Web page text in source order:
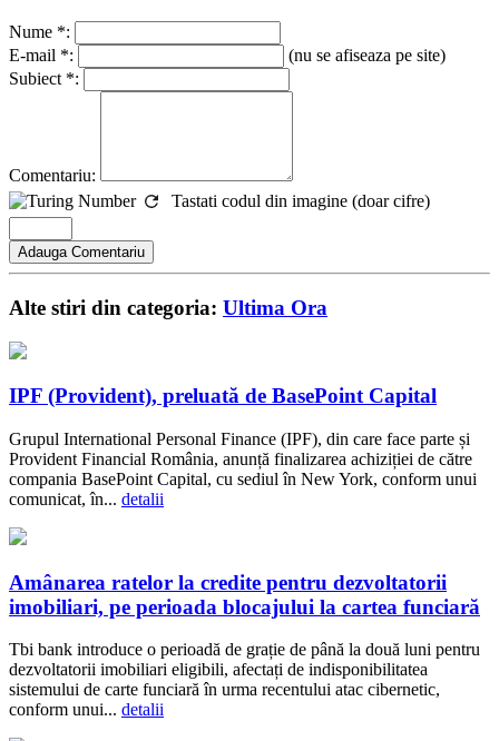
Nume *:
E-mail *:
(nu se afiseaza pe site)
Subiect *:
Comentariu:
Tastati codul din imagine (doar cifre)
Alte stiri din categoria: Ultima Ora
IPF (Provident), preluată de BasePoint Capital
Grupul International Personal Finance (IPF), din care face parte și
Provident Financial România, anunță finalizarea achiziției de către
compania BasePoint Capital, cu sediul în New York, conform unui
comunicat, în... detalii
Amânarea ratelor la credite pentru dezvoltatorii
imobiliari, pe perioada blocajului la cartea funciară
Tbi bank introduce o perioadă de grație de până la două luni pentru
dezvoltatorii imobiliari eligibili, afectați de indisponibilitatea
sistemului de carte funciară în urma recentului atac cibernetic,
conform unui... detalii